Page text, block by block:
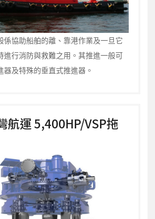
係協助船舶的離、靠港作業及一旦它
進行消防與救難之用。其推進一般可
器及特殊的垂直式推進器。
航運 5,400HP/VSP拖